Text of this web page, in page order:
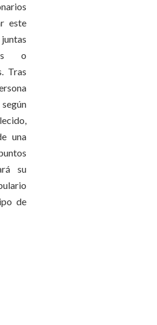
este
o
Tras
una
su
de